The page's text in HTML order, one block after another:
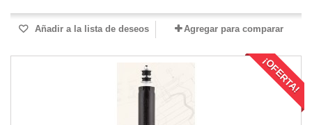
Añadir a la lista de deseos Agregar para comparar
¡OFERTA!